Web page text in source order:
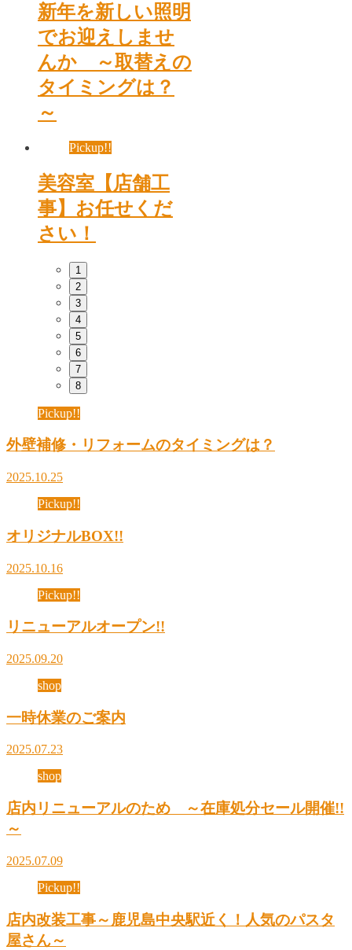
新年を新しい照明
でお迎えしませ
んか ～取替えの
タイミングは？
～
Pickup!!
美容室【店舗工
事】お任せくだ
さい！
1
2
3
4
5
6
7
8
Pickup!!
外壁補修・リフォームのタイミングは？
2025.10.25
Pickup!!
オリジナルBOX!!
2025.10.16
Pickup!!
リニューアルオープン!!
2025.09.20
shop
一時休業のご案内
2025.07.23
shop
店内リニューアルのため ～在庫処分セール開催!!
～
2025.07.09
Pickup!!
店内改装工事～鹿児島中央駅近く！人気のパスタ
屋さん～